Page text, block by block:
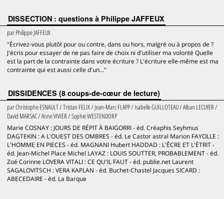
DISSECTION : questions à Philippe JAFFEUX
parPhilippe JAFFEUX
"Écrivez-vous plutôt pour ou contre, dans ou hors, malgré ou à propos de ?
J'écris pour essayer de ne pas faire de choix ni d'utiliser ma volonté Quelle
est la part de la contrainte dans votre écriture ? L'écriture elle-même est ma
contrainte qui est aussi celle d'un..."
DISSIDENCES (8 coups-de-cœur de lecture)
parChristophe ESNAULT / Tristan FELIX / Jean-Marc FLAPP / Isabelle GUILLOTEAU / Alban LECUYER /
David MARSAC / Anne VIVIER / Sophie WESTENDORP
Marie COSNAY : JOURS DE RÉPIT À BAIGORRI - éd. Créaphis Seyhmus
DAGTEKIN : A L'OUEST DES OMBRES - éd. Le Castor astral Marion FAYOLLE :
L'HOMME EN PIECES - éd. MAGNANI Hubert HADDAD : L'ÊCRE ET L'ÉTRIT -
éd. Jean-Michel Place Michel LAYAZ : LOUIS SOUTTER, PROBABLEMENT - éd.
Zoé Corinne LOVERA VITALI : CE QU'IL FAUT - éd. publie.net Laurent
SAGALOVITSCH : VERA KAPLAN - éd. Buchet-Chastel Jacques SICARD :
ABECEDAIRE - éd. La Barque